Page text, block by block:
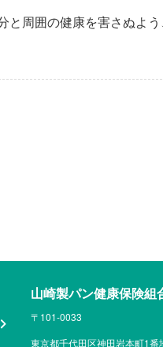
と周囲の健康を害さぬよ
山崎製パン健康保険組
〒101-0033
東京都千代田区神田岩本町1番